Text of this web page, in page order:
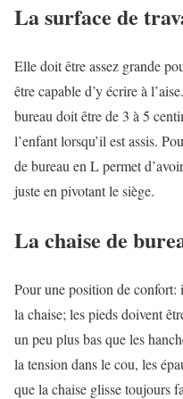
La surface de
Elle doit être assez grande
être capable d’y écrire à
bureau doit être de 3 à 5
l’enfant lorsqu’il est assis.
de bureau en L permet
juste en pivotant le siège.
La chaise de
Pour une position de confort:
la chaise; les pieds doivent
un peu plus bas que les
la tension dans le cou, les
que la chaise glisse toujours